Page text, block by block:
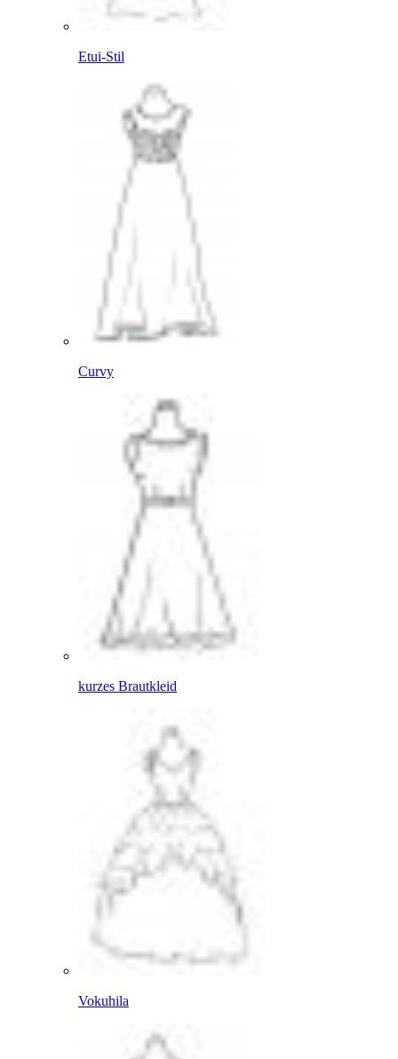
Etui-Stil
Curvy
kurzes Brautkleid
Vokuhila